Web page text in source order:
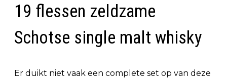
19 flessen zeldzame
Schotse single malt whisky
Er duikt niet vaak een complete set op van deze